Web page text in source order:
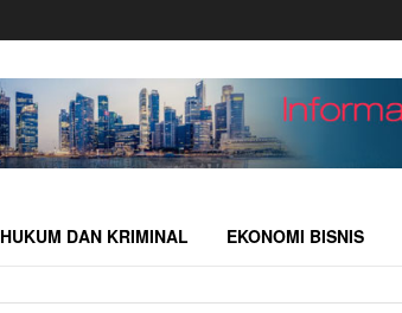
HUKUM DAN KRIMINAL EKONOMI BISNIS